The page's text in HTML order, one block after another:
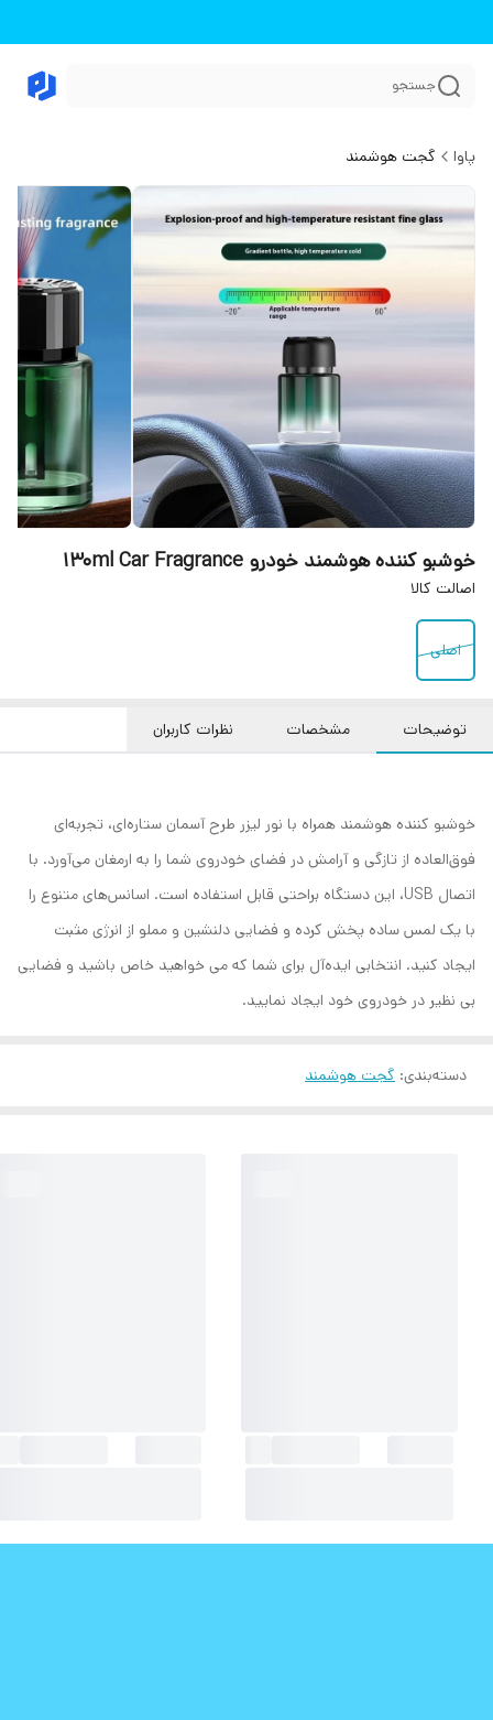
جستجو
پاوا گجت هوشمند
خوشبو کننده هوشمند خودرو 130ml Car Fragrance
اصالت کالا
اصلی
توضیحات مشخصات نظرات کاربران
خوشبو کننده هوشمند همراه با نور لیزر طرح آسمان ستاره‌ای، تجربه‌ای
فوق‌العاده از تازگی و آرامش در فضای خودروی شما را به ارمغان می‌آورد. با
اتصال USB، این دستگاه براحتی قابل استفاده است. اسانس‌های متنوع را
با یک لمس ساده پخش کرده و فضایی دلنشین و مملو از انرژی مثبت
ایجاد کنید. انتخابی ایده‌آل برای شما که می خواهید خاص باشید و فضایی
بی نظیر در خودروی خود ایجاد نمایید.
دسته‌بندی: گجت هوشمند